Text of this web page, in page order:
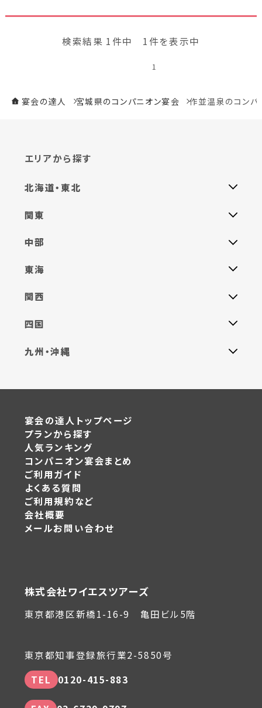
検索結果 1件中 1件を表示中
1
宴会の達人 宮城県のコンパニオン宴会 作並温泉のコンパ
エリアから探す
北海道・東北
関東
中部
東海
関西
四国
九州・沖縄
宴会の達人トップページ
プランから探す
人気ランキング
コンパニオン宴会まとめ
ご利用ガイド
よくある質問
ご利用規約など
会社概要
メールお問い合わせ
株式会社ワイエスツアーズ
東京都港区新橋1-16-9 亀田ビル5階
東京都知事登録旅行業2-5850号
TEL
0120-415-883